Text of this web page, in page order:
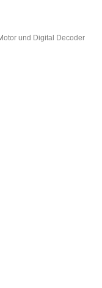
und Digital Decoder